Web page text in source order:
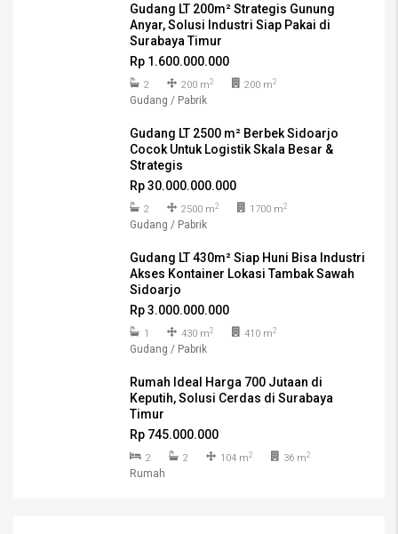
Gudang LT 200m² Strategis Gunung
Anyar, Solusi Industri Siap Pakai di
Surabaya Timur
Rp 1.600.000.000
2 200 m2 200 m2
Gudang / Pabrik
Gudang LT 2500 m² Berbek Sidoarjo
Cocok Untuk Logistik Skala Besar &
Strategis
Rp 30.000.000.000
2 2500 m2 1700 m2
Gudang / Pabrik
Gudang LT 430m² Siap Huni Bisa Industri
Akses Kontainer Lokasi Tambak Sawah
Sidoarjo
Rp 3.000.000.000
1 430 m2 410 m2
Gudang / Pabrik
Rumah Ideal Harga 700 Jutaan di
Keputih, Solusi Cerdas di Surabaya
Timur
Rp 745.000.000
2 2 104 m2 36 m2
Rumah